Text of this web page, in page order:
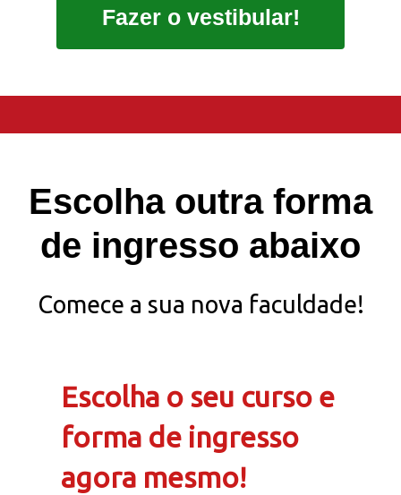
Fazer o vestibular!
Escolha outra forma
de ingresso abaixo
Comece a sua nova faculdade!
Escolha o seu curso e
forma de ingresso
agora mesmo!